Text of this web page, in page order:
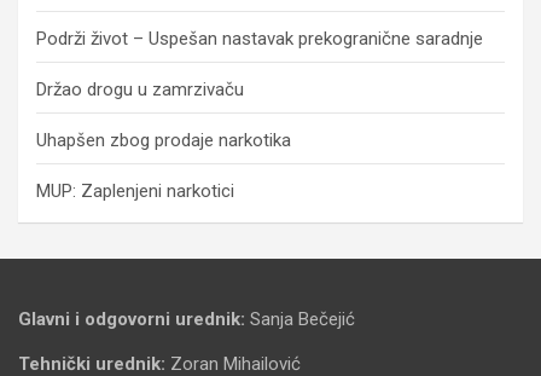
Podrži život – Uspešan nastavak prekogranične saradnje
Držao drogu u zamrzivaču
Uhapšen zbog prodaje narkotika
MUP: Zaplenjeni narkotici
Glavni i odgovorni urednik: Sanja Bečejić
Tehnički urednik: Zoran Mihailović